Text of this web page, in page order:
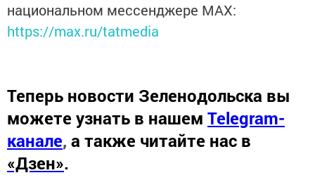
национальном мессенджере MАХ:
https://max.ru/tatmedia
Теперь новости Зеленодольска вы
можете узнать в нашем Telegram-
канале, а также читайте нас в
«Дзен».